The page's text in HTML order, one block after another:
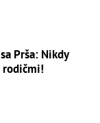
Prša: Nikdy
rodičmi!